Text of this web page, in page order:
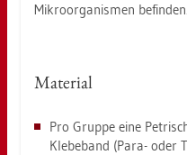
Mi­kro­or­ga­nis­men be­fin­den.
Ma­te­ri­al
Pro Grup­pe eine
Kle­be­band (Para- oder